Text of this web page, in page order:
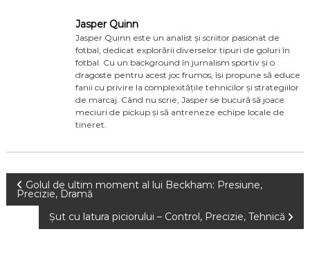
Jasper Quinn
Jasper Quinn este un analist și scriitor pasionat de
fotbal, dedicat explorării diverselor tipuri de goluri în
fotbal. Cu un background în jurnalism sportiv și o
dragoste pentru acest joc frumos, își propune să educe
fanii cu privire la complexitățile tehnicilor și strategiilor
de marcaj. Când nu scrie, Jasper se bucură să joace
meciuri de pickup și să antreneze echipe locale de
tineret.
P Golul de ultim moment al lui Beckham: Presiune,
Precizie, Dramă
Șut cu latura piciorului – Control, Precizie, Tehnică